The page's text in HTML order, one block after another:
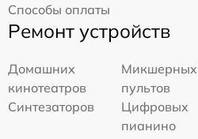
Способы оплаты
Ремонт устройств
Домашних
кинотеатров
Микшерных
пультов
Синтезаторов
Цифровых
пианино